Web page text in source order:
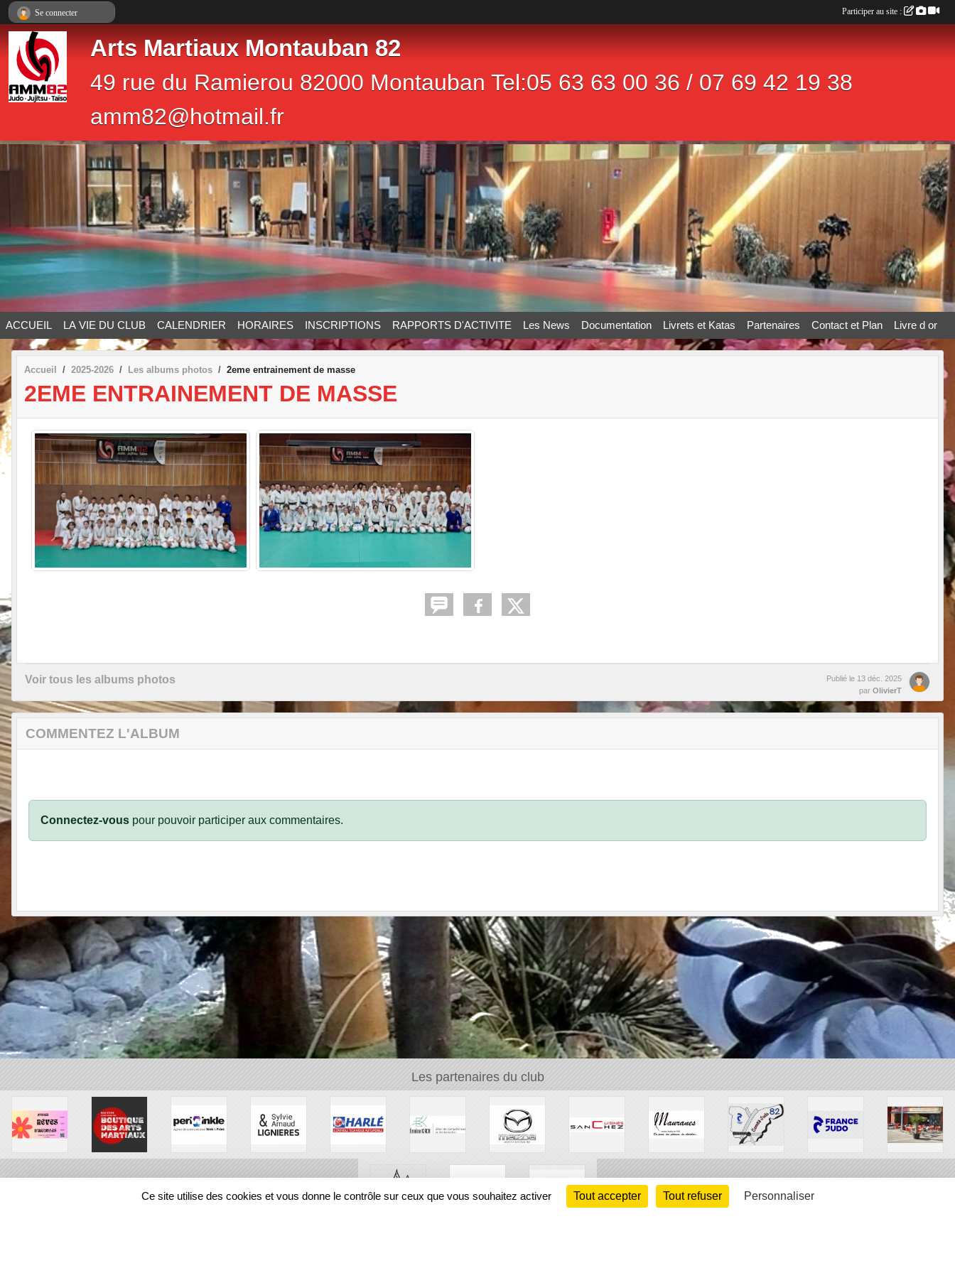
Arts Martiaux Montauban 82
49 rue du Ramierou 82000 Montauban Tel:05 63 63 00 36 / 07 69 42 19 38
amm82@hotmail.fr
ACCUEIL LA VIE DU CLUB CALENDRIER HORAIRES INSCRIPTIONS RAPPORTS D'ACTIVITE Les News Documentation Livrets et Katas Partenaires Contact et Plan Livre d or
Accueil 2025-2026 Les albums photos 2eme entrainement de masse
2EME ENTRAINEMENT DE MASSE
Voir tous les albums photos Publié le 13 déc. 2025
par OlivierT
COMMENTEZ L'ALBUM
Connectez-vous pour pouvoir participer aux commentaires.
Les partenaires du club
Se connecter Participer au site :
Panneau de gestion des cookies
Ce site utilise des cookies et vous donne le contrôle sur ceux que vous souhaitez activer Tout accepter Tout refuser Personnaliser